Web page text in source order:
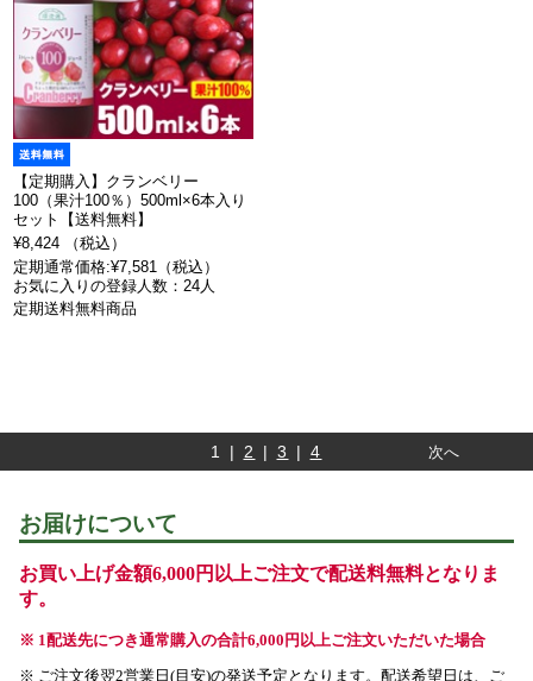
【定期購入】クランベリー
100（果汁100％）500ml×6本入り
セット【送料無料】
¥8,424 （税込）
定期通常価格:¥7,581（税込）
お気に入りの登録人数：24人
定期送料無料商品
1 | 2 | 3 | 4 次へ